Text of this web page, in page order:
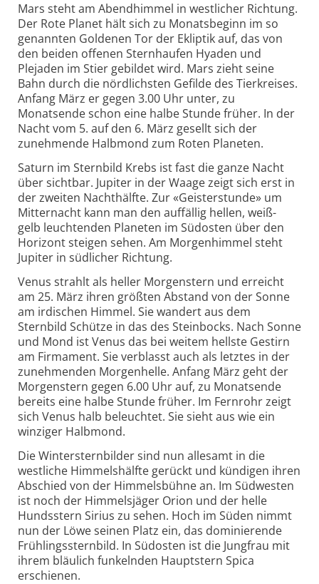
Mars steht am Abendhimmel in westlicher Richtung.
Der Rote Planet hält sich zu Monatsbeginn im so
genannten Goldenen Tor der Ekliptik auf, das von
den beiden offenen Sternhaufen Hyaden und
Plejaden im Stier gebildet wird. Mars zieht seine
Bahn durch die nördlichsten Gefilde des Tierkreises.
Anfang März er gegen 3.00 Uhr unter, zu
Monatsende schon eine halbe Stunde früher. In der
Nacht vom 5. auf den 6. März gesellt sich der
zunehmende Halbmond zum Roten Planeten.
Saturn im Sternbild Krebs ist fast die ganze Nacht
über sichtbar. Jupiter in der Waage zeigt sich erst in
der zweiten Nachthälfte. Zur «Geisterstunde» um
Mitternacht kann man den auffällig hellen, weiß-
gelb leuchtenden Planeten im Südosten über den
Horizont steigen sehen. Am Morgenhimmel steht
Jupiter in südlicher Richtung.
Venus strahlt als heller Morgenstern und erreicht
am 25. März ihren größten Abstand von der Sonne
am irdischen Himmel. Sie wandert aus dem
Sternbild Schütze in das des Steinbocks. Nach Sonne
und Mond ist Venus das bei weitem hellste Gestirn
am Firmament. Sie verblasst auch als letztes in der
zunehmenden Morgenhelle. Anfang März geht der
Morgenstern gegen 6.00 Uhr auf, zu Monatsende
bereits eine halbe Stunde früher. Im Fernrohr zeigt
sich Venus halb beleuchtet. Sie sieht aus wie ein
winziger Halbmond.
Die Wintersternbilder sind nun allesamt in die
westliche Himmelshälfte gerückt und kündigen ihren
Abschied von der Himmelsbühne an. Im Südwesten
ist noch der Himmelsjäger Orion und der helle
Hundsstern Sirius zu sehen. Hoch im Süden nimmt
nun der Löwe seinen Platz ein, das dominierende
Frühlingssternbild. In Südosten ist die Jungfrau mit
ihrem bläulich funkelnden Hauptstern Spica
erschienen.